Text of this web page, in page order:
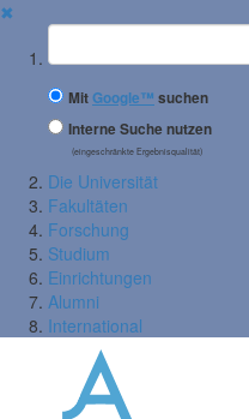
✖
Suchbegriff
MitGoogle™ suchen
Interne Suche nutzen
(eingeschränkte Ergebnisqualität)
Die Universität
Fakultäten
Forschung
Studium
Einrichtungen
Alumni
International